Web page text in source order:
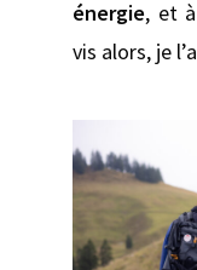
énergie, et à
vis alors, je